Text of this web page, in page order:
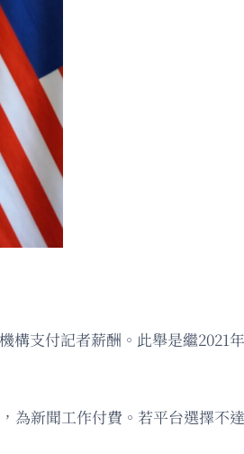
支付記者薪酬。此舉是繼2021
為新聞工作付費。若平台選擇不